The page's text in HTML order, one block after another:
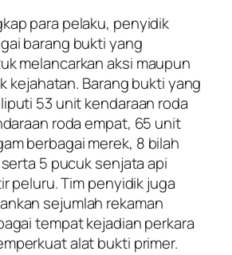
para pelaku, penyidik
barang bukti yang
melancarkan aksi maupun
kejahatan. Barang bukti yang
53 unit kendaraan roda
roda empat, 65 unit
berbagai merek, 8 bilah
5 pucuk senjata api
peluru. Tim penyidik juga
sejumlah rekaman
tempat kejadian perkara
alat bukti primer.